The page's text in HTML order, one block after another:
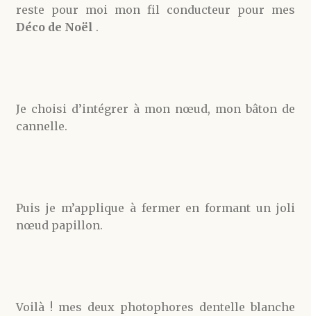
reste pour moi mon fil conducteur pour mes
Déco de Noël .
Je choisi d’intégrer à mon nœud, mon bâton de
cannelle.
Puis je m’applique à fermer en formant un joli
nœud papillon.
Voilà ! mes deux photophores dentelle blanche